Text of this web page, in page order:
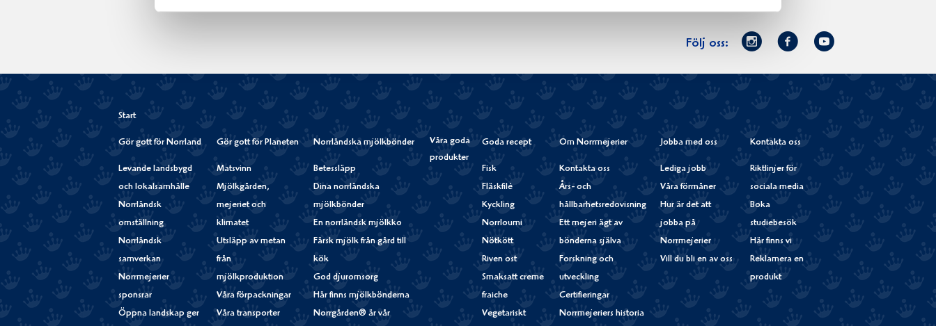
Följ oss:
Norrmejerier
Instagram
Facebook
Youtube
Start
Gör gott för Norrland
Levande landsbygd
och lokalsamhälle
Norrländsk
omställning
Norrländsk
samverkan
Norrmejerier
sponsrar
Öppna landskap ger
Gör gott för Planeten
Matsvinn
Mjölkgården,
mejeriet och
klimatet
Utsläpp av metan
från
mjölkproduktion
Våra förpackningar
Våra transporter
Norrländska mjölkbönder
Betessläpp
Dina norrländska
mjölkbönder
En norrländsk mjölkko
Färsk mjölk från gård till
kök
God djuromsorg
Här finns mjölkbönderna
Norrgården® är vår
Våra goda
produkter
Goda recept
Fisk
Fläskfilé
Kyckling
Norrloumi
Nötkött
Riven ost
Smaksatt creme
fraiche
Vegetariskt
Om Norrmejerier
Kontakta oss
Års- och
hållbarhetsredovisning
Ett mejeri ägt av
bönderna själva
Forskning och
utveckling
Certifieringar
Norrmejeriers historia
Jobba med oss
Lediga jobb
Våra förmåner
Hur är det att
jobba på
Norrmejerier
Vill du bli en av oss
Kontakta oss
Riktlinjer för
sociala media
Boka
studiebesök
Här finns vi
Reklamera en
produkt